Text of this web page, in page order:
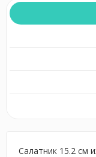
Салатник 15.2 см